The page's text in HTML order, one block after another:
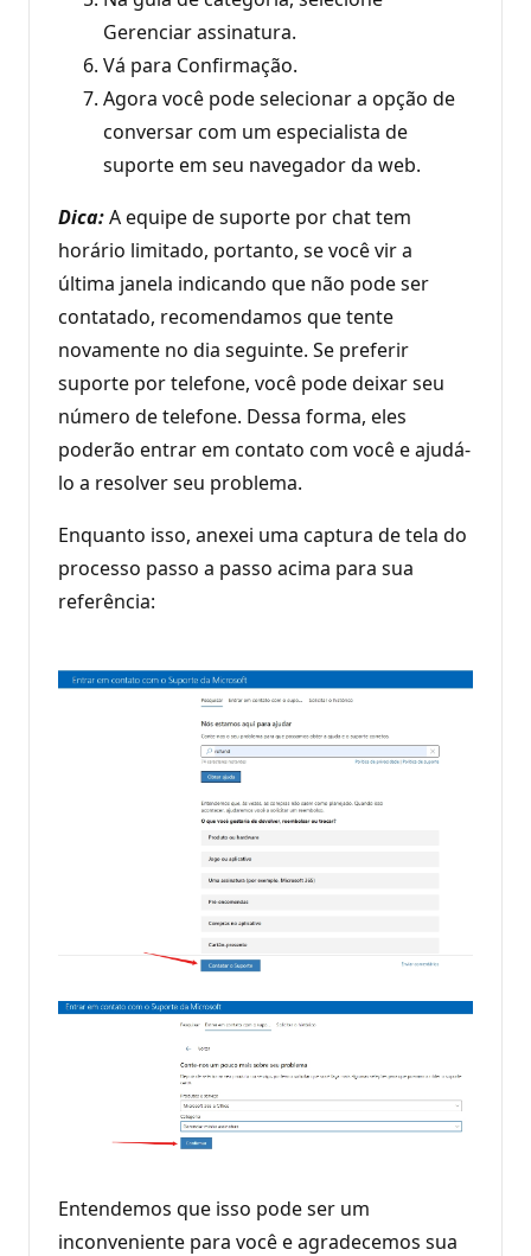
Gerenciar assinatura.
Vá para Confirmação.
Agora você pode selecionar a opção de
conversar com um especialista de
suporte em seu navegador da web.
Dica:A equipe de suporte por chat tem
horário limitado, portanto, se você vir a
última janela indicando que não pode ser
contatado, recomendamos que tente
novamente no dia seguinte. Se preferir
suporte por telefone, você pode deixar seu
número de telefone. Dessa forma, eles
poderão entrar em contato com você e ajudá-
lo a resolver seu problema.
Enquanto isso, anexei uma captura de tela do
processo passo a passo acima para sua
referência:
Entendemos que isso pode ser um
inconveniente para você e agradecemos sua